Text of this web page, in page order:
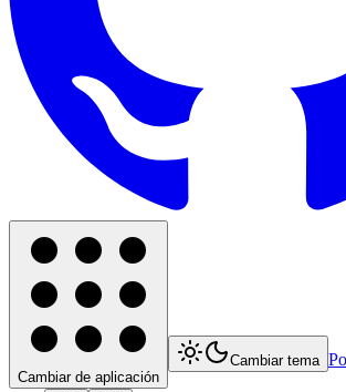
Cambiar de aplicación
Cambiar tema